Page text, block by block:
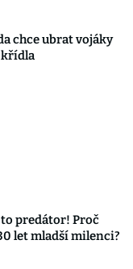
chce ubrat vojáky
křídla
to predátor! Proč
let mladší milenci?